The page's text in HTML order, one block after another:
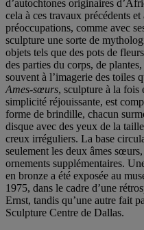
d’autochtones originaires
cela à ces travaux précédents et
préoccupations, comme avec
sculpture une sorte de
objets tels que des pots de
des parties du corps, de
souvent à l’imagerie des toiles
Ames-sœurs, sculpture à la fois
simplicité réjouissante, est
forme de brindille, chacun
disque avec des yeux de la
creux irréguliers. La base
seulement les deux âmes
ornements supplémentaires.
en bronze a été exposée au
1975, dans le cadre d’une
Ernst, tandis qu’une autre fait
Sculpture Centre de Dallas.